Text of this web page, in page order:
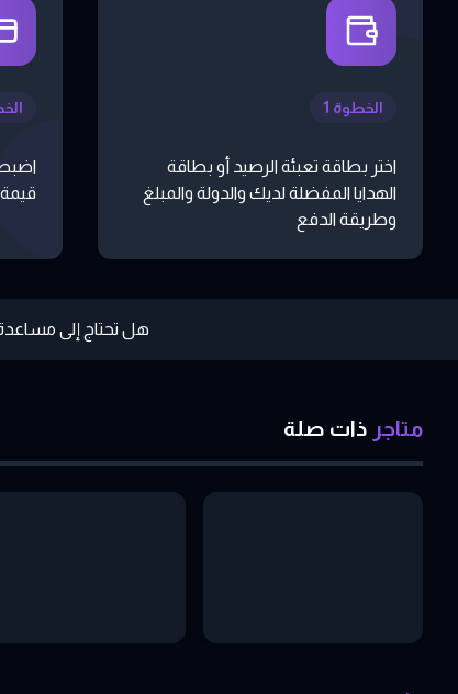
الخطوة 1
اختر بطاقة تعبئة الرصيد أو بطاقة
الهدايا المفضلة لديك والدولة والمبلغ
وطريقة الدفع
هل تحتاج إلى
متاجر ذات صلة